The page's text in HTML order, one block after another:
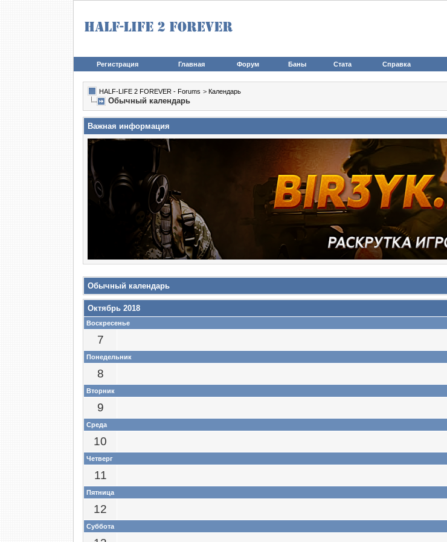
Регистрация Главная Форум Баны Стата Справка
HALF-LIFE 2 FOREVER - Forums > Календарь
Обычный календарь
Важная информация
Обычный календарь
Октябрь 2018
Воскресенье
7
Понедельник
8
Вторник
9
Среда
10
Четверг
11
Пятница
12
Суббота